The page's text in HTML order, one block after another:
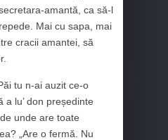
amantă, ca să-l
Mai cu sapa, mai
cracii amantei, să
tu n-ai auzit ce-o
a lu’ don președinte
unde are toate
„Are o fermă. Nu